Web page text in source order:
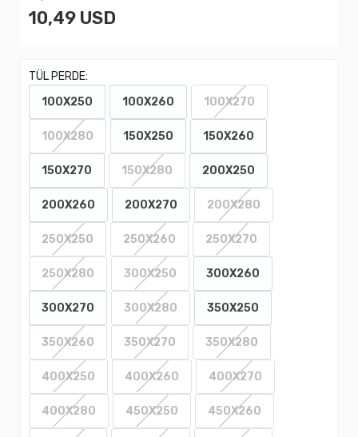
10,49 USD
TÜL PERDE:
100X250
100X260 100X270
100X280 150X250 150X260
150X270 150X280 200X250
200X260 200X270 200X280
250X250 250X260 250X270
250X280 300X250 300X260
300X270 300X280 350X250
350X260 350X270 350X280
400X250 400X260 400X270
400X280 450X250 450X260